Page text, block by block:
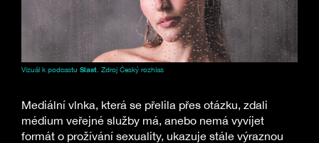
Vizuál k podcastu Slast . Zdroj Český rozhlas
Mediální vlnka, která se přelila přes otázku, zdali
médium veřejné služby má, anebo nemá vyvíjet
formát o prožívání sexuality, ukazuje stále výraznou